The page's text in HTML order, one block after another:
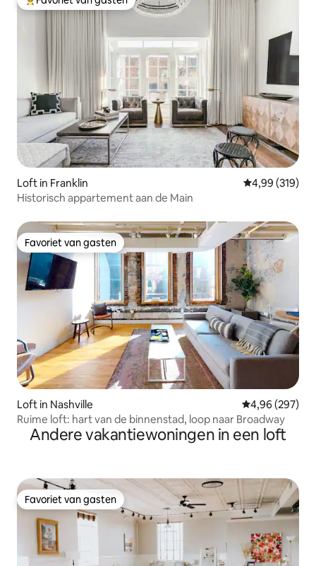
Topfavoriet van gasten
Loft in Franklin Gemiddelde
4,99 (319)
Historisch appartement aan de Main
Favoriet van gasten
Favoriet van gasten
Loft in Nashville Gemiddelde
4,96 (297)
Ruime loft: hart van de binnenstad, loop naar Broadway
Andere vakantiewoningen in een loft
Favoriet van gasten
Favoriet van gasten